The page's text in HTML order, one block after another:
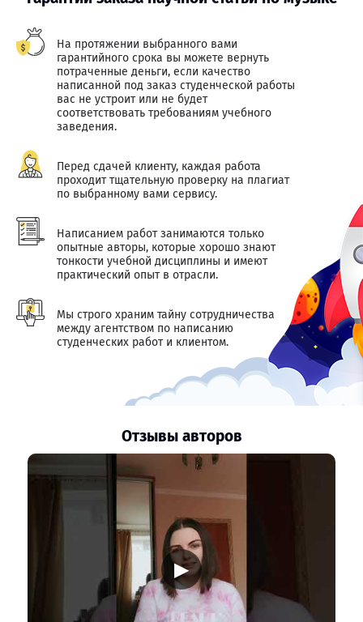
На протяжении выбранного вами
гарантийного срока вы можете вернуть
потраченные деньги, если качество
написанной под заказ студенческой работы
вас не устроит или не будет
соответствовать требованиям учебного
заведения.
Перед сдачей клиенту, каждая работа
проходит тщательную проверку на плагиат
по выбранному вами сервису.
Написанием работ занимаются только
опытные авторы, которые хорошо знают
тонкости учебной дисциплины и имеют
практический опыт в отрасли.
Мы строго храним тайну сотрудничества
между агентством по написанию
студенческих работ и клиентом.
Отзывы авторов
▶